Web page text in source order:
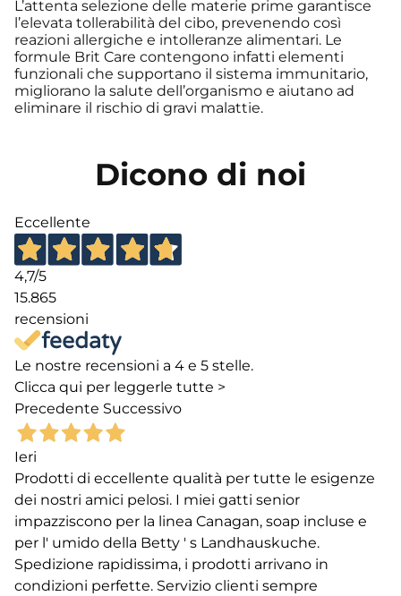
L’attenta selezione delle materie prime garantisce
l’elevata tollerabilità del cibo, prevenendo così
reazioni allergiche e intolleranze alimentari. Le
formule Brit Care contengono infatti elementi
funzionali che supportano il sistema immunitario,
migliorano la salute dell’organismo e aiutano ad
eliminare il rischio di gravi malattie.
Dicono di noi
Eccellente
4,7/5
15.865
recensioni
Le nostre recensioni a 4 e 5 stelle.
Clicca qui per leggerle tutte >
Precedente Successivo
Ieri
Prodotti di eccellente qualità per tutte le esigenze
dei nostri amici pelosi. I miei gatti senior
impazziscono per la linea Canagan, soap incluse e
per l' umido della Betty ' s Landhauskuche.
Spedizione rapidissima, i prodotti arrivano in
condizioni perfette. Servizio clienti sempre